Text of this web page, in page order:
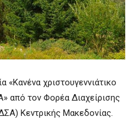
«Κανένα χριστουγεννιάτικο
από τον Φορέα Διαχείρισης
Κεντρικής Μακεδονίας.